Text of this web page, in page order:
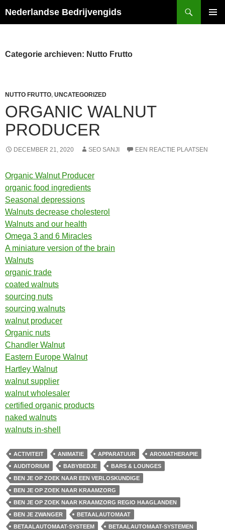
naar
Nederlandse Bedrijvengids
Categorie archieven: Nutto Frutto
NUTTO FRUTTO, UNCATEGORIZED
ORGANIC WALNUT
PRODUCER
DECEMBER 21, 2020 SEO SANJI EEN REACTIE PLAATSEN
Organic Walnut Producer
organic food ingredients
Seasonal depressions
Walnuts decrease cholesterol
Walnuts and our health
Omega 3 and 6 Miracles
A miniature version of the brain
Walnuts
organic trade
coated walnuts
sourcing nuts
sourcing walnuts
walnut producer
Organic nuts
Chandler Walnut
Eastern Europe Walnut
Hartley Walnut
walnut supplier
walnut wholesaler
certified organic products
naked walnuts
walnuts in-shell
ACTIVITEIT ANIMATIE APPARATUUR
AROMATHERAPIE
AUDITORIUM
BABYBEDJE
BARS & LOUNGES
BEN JE OP ZOEK NAAR EEN VERLOSKUNDIGE
BEN JE OP ZOEK NAAR KRAAMZORG
BEN JE OP ZOEK NAAR KRAAMZORG REGIO HAAGLANDEN
BEN JE ZWANGER
BETAALAUTOMAAT
BETAALAUTOMAAT-SYSTEEM
BETAALAUTOMAAT-SYSTEMEN